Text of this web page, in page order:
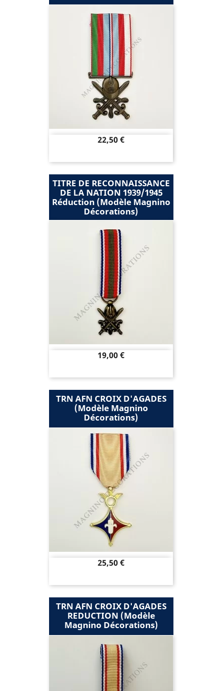
Prix
22,50 €
TITRE DE RECONNAISSANCE
DE LA NATION 1939/1945
Réduction (modèle Magnino
Décorations)
Prix
19,00 €
TRN AFN CROIX D'AGADES
(modèle Magnino
Décorations)
Prix
25,50 €
TRN AFN CROIX D'AGADES
REDUCTION (modèle
Magnino Décorations)